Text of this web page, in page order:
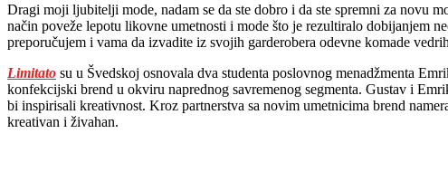
Dragi moji ljubitelji mode, nadam se da ste dobro i da ste spremni za novu
način poveže lepotu likovne umetnosti i mode što je rezultiralo dobijanjem
preporučujem i vama da izvadite iz svojih garderobera odevne komade
Limitato su u Švedskoj osnovala dva studenta poslovnog menadžmenta
konfekcijski brend u okviru naprednog savremenog segmenta. Gustav i
bi inspirisali kreativnost. Kroz partnerstva sa novim umetnicima brend
kreativan i živahan.